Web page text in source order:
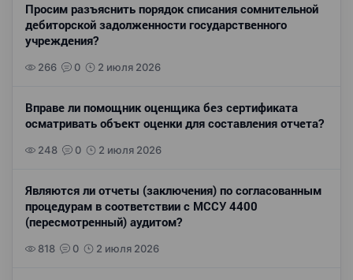
Просим разъяснить порядок списания сомнительной
дебиторской задолженности государственного
учреждения?
266 0 2 июля 2026
Вправе ли помощник оценщика без сертификата
осматривать объект оценки для составления отчета?
248 0 2 июля 2026
Являются ли отчеты (заключения) по согласованным
процедурам в соответствии с МССУ 4400
(пересмотренный) аудитом?
818 0 2 июля 2026